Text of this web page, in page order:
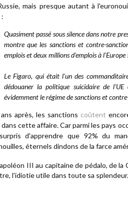
mais presque autant à
:
Quasiment passé sous silence dans notre
montre que les sanctions et contre-
emplois et deux millions d'emplois à l'Europe
Le Figaro, qui était l'un des
dédouaner la politique suicidaire de
évidemment le régime de sanctions et
après, les sanctions coûtent
cette affaire. Car parmi les pays
d'apprendre que 92% du
éternels dindons de la farce
III au capitaine de pédalo, de la
l'idiotie utile dans toute sa